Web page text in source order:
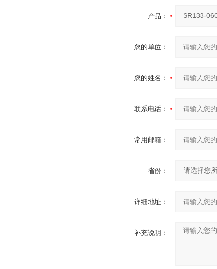
产品：
您的单位：
您的姓名：
联系电话：
常用邮箱：
省份：
详细地址：
补充说明：